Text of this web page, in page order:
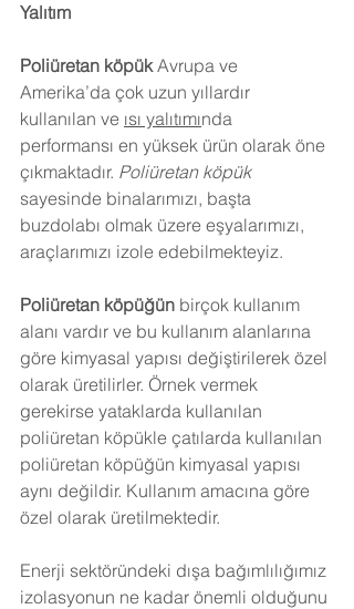
Yalıtım
Poliüretan köpük Avrupa ve
Amerika’da çok uzun yıllardır
kullanılan ve ısı yalıtımında
performansı en yüksek ürün olarak öne
çıkmaktadır. Poliüretan köpük
sayesinde binalarımızı, başta
buzdolabı olmak üzere eşyalarımızı,
araçlarımızı izole edebilmekteyiz.
Poliüretan köpüğün birçok kullanım
alanı vardır ve bu kullanım alanlarına
göre kimyasal yapısı değiştirilerek özel
olarak üretilirler. Örnek vermek
gerekirse yataklarda kullanılan
poliüretan köpükle çatılarda kullanılan
poliüretan köpüğün kimyasal yapısı
aynı değildir. Kullanım amacına göre
özel olarak üretilmektedir.
Enerji sektöründeki dışa bağımlılığımız
izolasyonun ne kadar önemli olduğunu